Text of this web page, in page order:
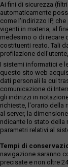
Ai fini di sicurezza
automaticamente
come l'indirizzo IP,
vigenti in materia, al
medesimo o di recare
costituenti reato. Tali
profilazione
I sistemi informatici e
questo sito web
dati personali la cui
comunicazione di
gli indirizzi in
richieste, l'orario della
al server, la
ndicante lo stato della
parametri relativi al
Tempi di
navigazione saranno
precisate e non oltre